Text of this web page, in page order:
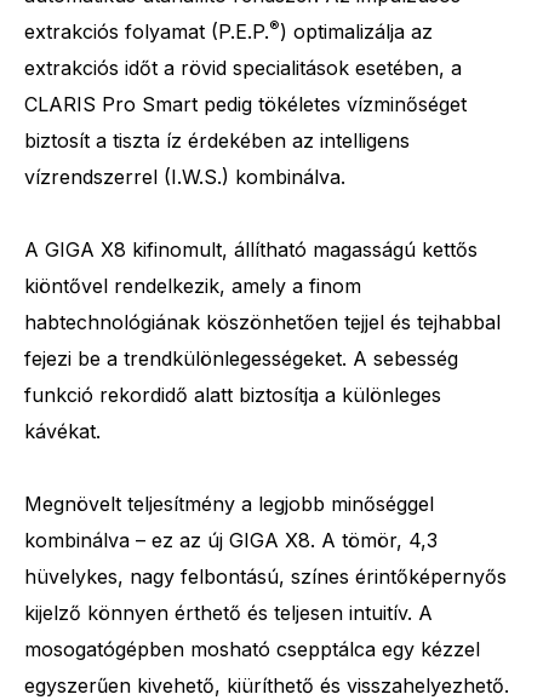
extrakciós folyamat (P.E.P.®) optimalizálja az
extrakciós időt a rövid specialitások esetében, a
CLARIS Pro Smart pedig tökéletes vízminőséget
biztosít a tiszta íz érdekében az intelligens
vízrendszerrel (I.W.S.) kombinálva.
A GIGA X8 kifinomult, állítható magasságú kettős
kiöntővel rendelkezik, amely a finom
habtechnológiának köszönhetően tejjel és tejhabbal
fejezi be a trendkülönlegességeket. A sebesség
funkció rekordidő alatt biztosítja a különleges
kávékat.
Megnövelt teljesítmény a legjobb minőséggel
kombinálva – ez az új GIGA X8. A tömör, 4,3
hüvelykes, nagy felbontású, színes érintőképernyős
kijelző könnyen érthető és teljesen intuitív. A
mosogatógépben mosható csepptálca egy kézzel
egyszerűen kivehető, kiüríthető és visszahelyezhető.